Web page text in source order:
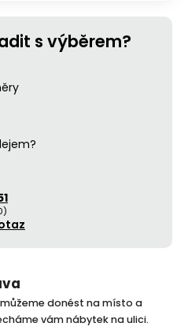
s výběrem?
donést na místo a
vám nábytek na ulici.